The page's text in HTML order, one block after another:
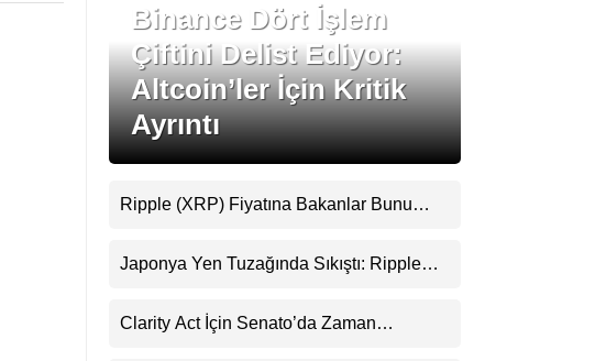
Binance Dört İşlem
Çiftini Delist Ediyor:
Altcoin’ler İçin Kritik
Ayrıntı
Ripple (XRP) Fiyatına Bakanlar Bunu
Uyarı
Japonya Yen Tuzağında Sıkıştı: Ripple
Clarity Act İçin Senato’da Zaman